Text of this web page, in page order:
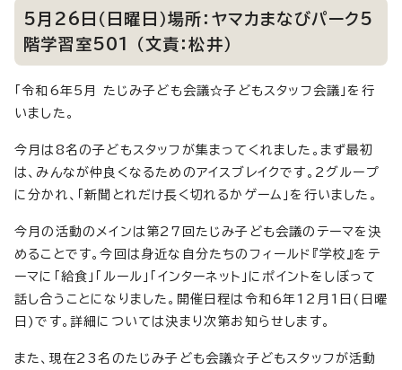
5月26日（日曜日）場所：ヤマカまなびパーク5
階学習室501 （文責：松井）
「令和6年5月 たじみ子ども会議☆子どもスタッフ会議」を行
いました。
今月は8名の子どもスタッフが集まってくれました。まず最初
は、みんなが仲良くなるためのアイスブレイクです。2グループ
に分かれ、「新聞とれだけ長く切れるかゲーム」を行いました。
今月の活動のメインは第27回たじみ子ども会議のテーマを決
めることです。今回は身近な自分たちのフィールド『学校』をテ
ーマに「給食」「ルール」「インターネット」にポイントをしぼって
話し合うことになりました。開催日程は令和6年12月1日(日曜
日)です。詳細については決まり次第お知らせします。
また、現在23名のたじみ子ども会議☆子どもスタッフが活動